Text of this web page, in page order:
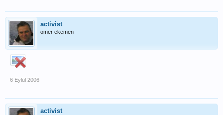
activist
ömer ekemen
6 Eylül 2006
activist